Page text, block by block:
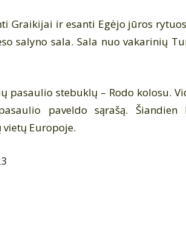
Graikijai ir esanti Egėjo jūros
salyno sala. Sala nuo vakarinių
pasaulio stebuklų – Rodo kolosu.
paveldo sąrašą. Šiandien
Europoje.